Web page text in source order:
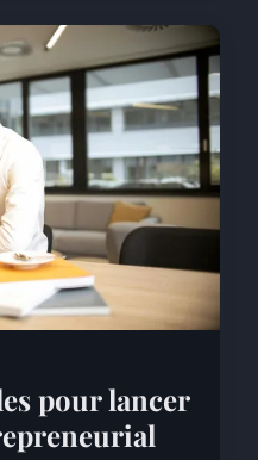
pour lancer